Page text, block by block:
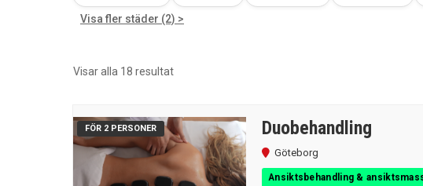
Visa fler städer (2) >
Visar alla 18 resultatSortera
FÖR 2 PERSONER Duobehandling
Göteborg
Ansiktsbehandling &